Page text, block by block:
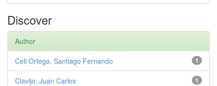
Discover
Author
1
Celi Ortega, Santiago Fernando
1
Clavijo, Juan Carlos